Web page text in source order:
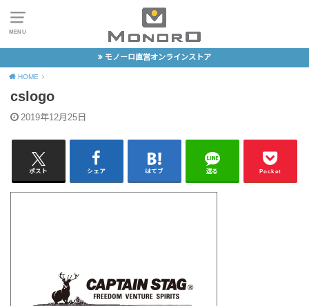
MENU
モノーロ直営オンラインストア
HOME
cslogo
2019年12月25日
ポスト シェア はてブ 送る Pocket